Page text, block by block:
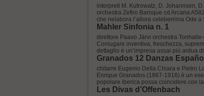
interpreti M. Kutrowatz, D. Johannsen,
orchestra Zefiro Baroque cd Arcana
che rielabora l’allora celeberrima Ode a
Mahler Sinfonia n. 1
direttore Paavo Järvi orchestra
Coniugare inventiva, freschezza,
dettaglio è un’impresa assai più ardua di
Granados 12 Danzas
chitarre Eugenio Della Chiara e Pietro
Enrique Granados (1867-1916) è un
popolare iberica possa coincidere con la
Les Divas d’Offenbach